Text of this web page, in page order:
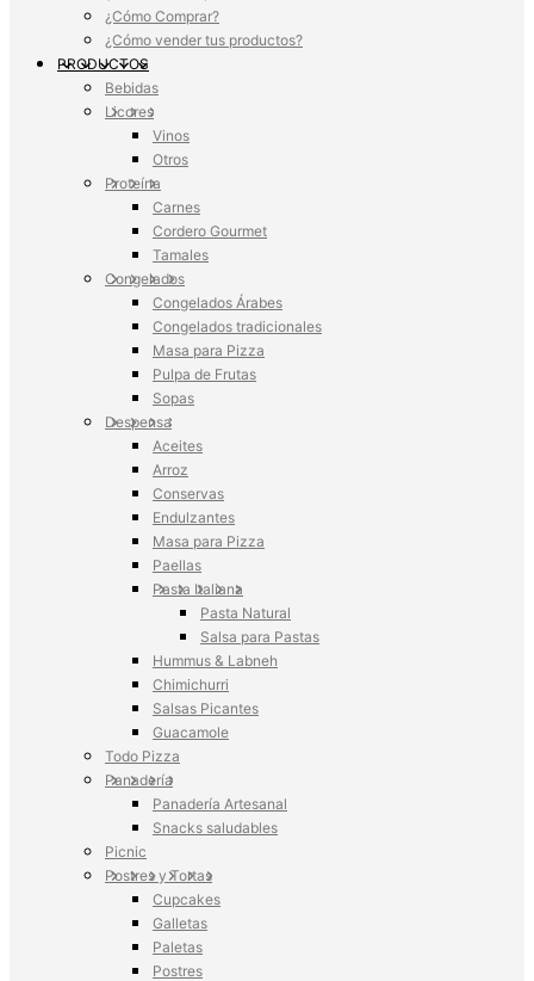
¿Cómo Comprar?
¿Cómo vender tus productos?
PRODUCTOS
Bebidas
Licores
Vinos
Otros
Proteína
Carnes
Cordero Gourmet
Tamales
Congelados
Congelados Árabes
Congelados tradicionales
Masa para Pizza
Pulpa de Frutas
Sopas
Despensa
Aceites
Arroz
Conservas
Endulzantes
Masa para Pizza
Paellas
Pasta Italiana
Pasta Natural
Salsa para Pastas
Hummus & Labneh
Chimichurri
Salsas Picantes
Guacamole
Todo Pizza
Panadería
Panadería Artesanal
Snacks saludables
Picnic
Postres y Tortas
Cupcakes
Galletas
Paletas
Postres